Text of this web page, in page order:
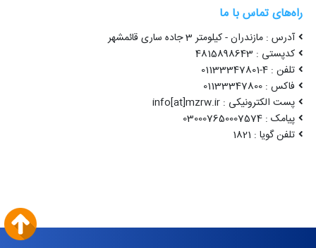
راه‌های تماس با ما
آدرس : مازندران - کیلومتر 3 جاده ساری قائمشهر
کدپستی : 4815898643
تلفن : 4-01133347801
فاکس : 01133347800
پست الکترونیکی : info[at]mzrw.ir
پیامک : 030007650007574
تلفن گویا : 1821